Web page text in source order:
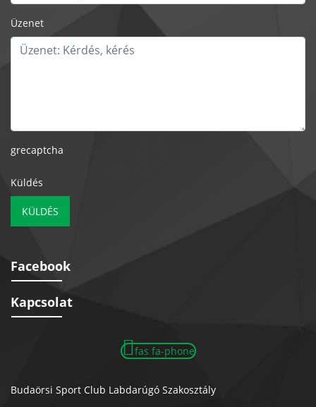
Üzenet
grecaptcha
Küldés
KÜLDÉS
Facebook
Kapcsolat
fas fa-phone
Budaörsi Sport Club Labdarúgó Szakosztály